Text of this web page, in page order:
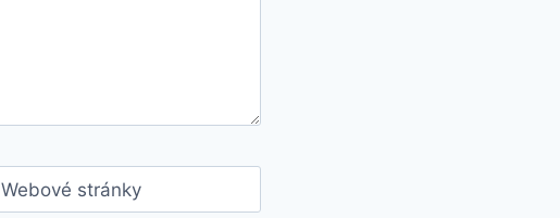
Webové stránky